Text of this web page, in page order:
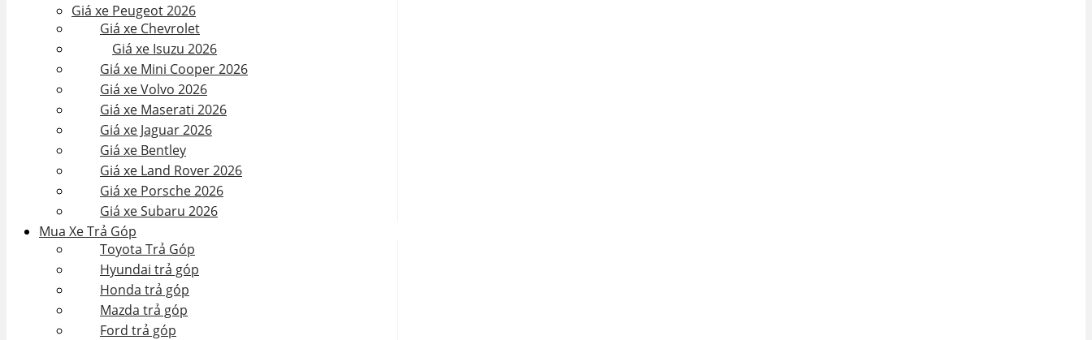
Giá xe Peugeot 2026
Giá xe Chevrolet
Giá xe Isuzu 2026
Giá xe Mini Cooper 2026
Giá xe Volvo 2026
Giá xe Maserati 2026
Giá xe Jaguar 2026
Giá xe Bentley
Giá xe Land Rover 2026
Giá xe Porsche 2026
Giá xe Subaru 2026
Mua Xe Trả Góp
Toyota Trả Góp
Hyundai trả góp
Honda trả góp
Mazda trả góp
Ford trả góp